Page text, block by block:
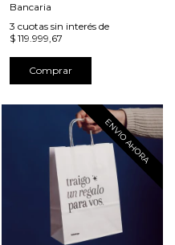
Bancaria
3 cuotas sin interés de
$ 119.999,67
Comprar
ENVIO AHORA